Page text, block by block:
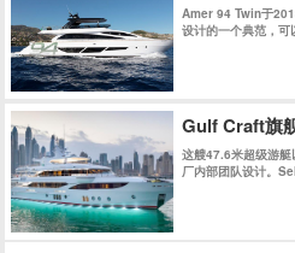
Amer 94 Twin于
设计的一个典范，
上史无前例的最高
Gulf Craft旗
这艘47.6米超级游
厂内部团队设计。